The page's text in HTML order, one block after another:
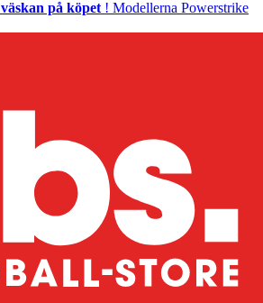
väskan på köpet ! Modellerna Powerstrike